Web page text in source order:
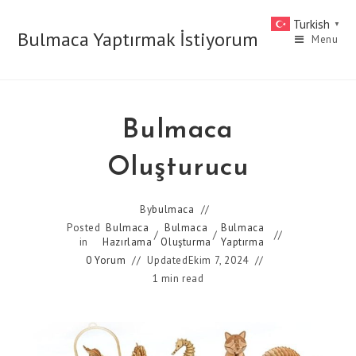
contentBulmaca Yaptırmak İstiyorum Menu
Bulmaca
Oluşturucu
Bybulmaca
Posted
in
Bulmaca
Hazırlama
/
Bulmaca
Oluşturma
/
Bulmaca
Yaptırma
0 Yorum
UpdatedEkim 7, 2024
1 min read
Turkish ▼